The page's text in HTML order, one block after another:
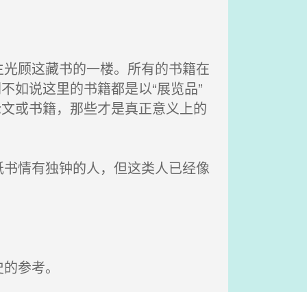
顾这藏书的一楼。所有的书籍在
如说这里的书籍都是以“展览品”
或书籍，那些才是真正意义上的
情有独钟的人，但这类人已经像
参考。